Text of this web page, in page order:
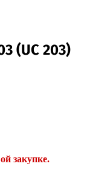
(UC 203)
закупке.